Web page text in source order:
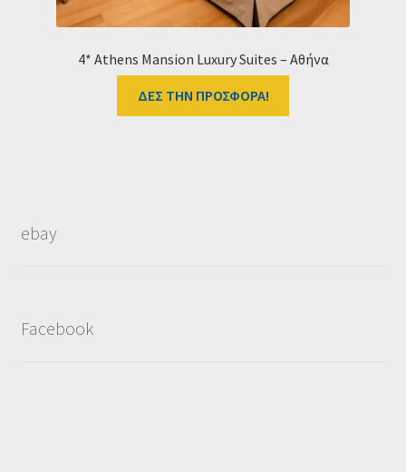
4* Athens Mansion Luxury Suites – Αθήνα
ΔΕΣ ΤΗΝ ΠΡΟΣΦΟΡΑ!
ebay
Facebook